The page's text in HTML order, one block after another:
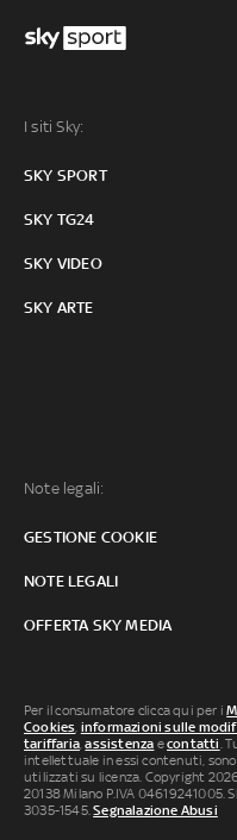
I siti Sky:
SKY SPORT
SKY TG24
SKY VIDEO
SKY ARTE
Note legali:
GESTIONE COOKIE
NOTE LEGALI
OFFERTA SKY MEDIA
Per il consumatore clicca qui per i
Cookies informazioni sulle
tariffaria ,assistenza econtatti .
intellettuale in essi contenuti,
utilizzati su licenza. Copyright
20138 Milano P.IVA 04619241005.
3035-1545.Segnalazione Abusi